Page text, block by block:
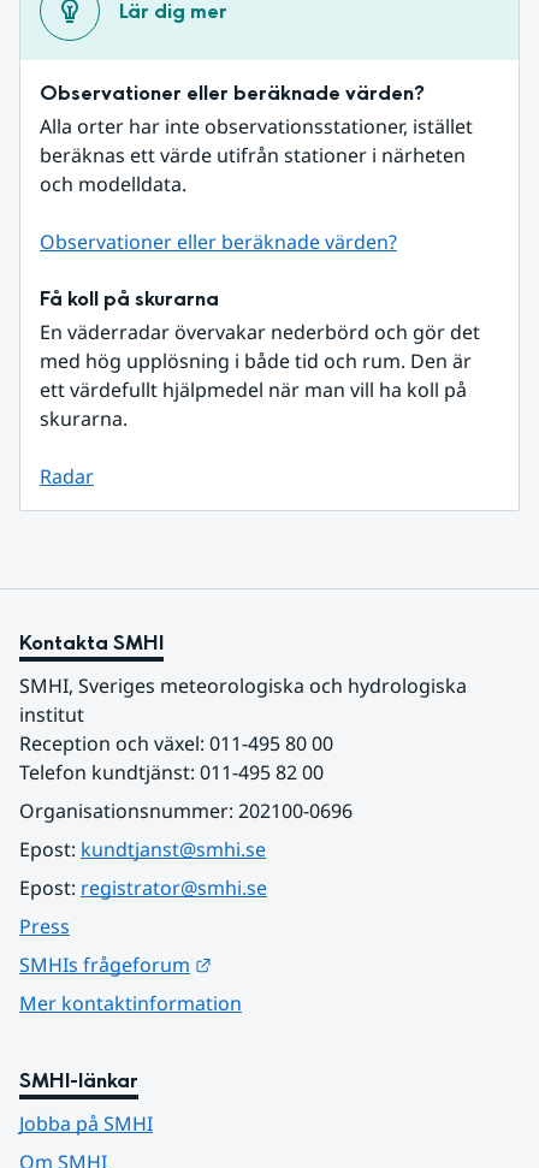
Lär dig mer
Observationer eller beräknade värden?
Alla orter har inte observationsstationer, istället
beräknas ett värde utifrån stationer i närheten
och modelldata.
Observationer eller beräknade värden?
Få koll på skurarna
En väderradar övervakar nederbörd och gör det
med hög upplösning i både tid och rum. Den är
ett värdefullt hjälpmedel när man vill ha koll på
skurarna.
Radar
Kontakta SMHI
SMHI, Sveriges meteorologiska och hydrologiska
institut
Reception och växel: 011-495 80 00
Telefon kundtjänst: 011-495 82 00
Organisationsnummer: 202100-0696
Epost: kundtjanst@smhi.se
Epost: registrator@smhi.se
Press
SMHIs frågeforum
Mer kontaktinformation
SMHI-länkar
Jobba på SMHI
Om SMHI